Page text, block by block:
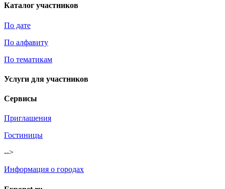
Каталог участников
По дате
По алфавиту
По тематикам
Услуги для участников
Сервисы
Приглашения
Гостиницы
-->
Информация о городах